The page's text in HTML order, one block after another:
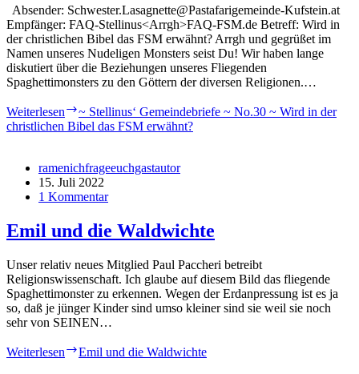
Absender: Schwester.Lasagnette@Pastafarigemeinde-Kufstein.at
Empfänger: FAQ-Stellinus<Arrgh>FAQ-FSM.de Betreff: Wird in
der christlichen Bibel das FSM erwähnt? Arrgh und gegrüßet im
Namen unseres Nudeligen Monsters seist Du! Wir haben lange
diskutiert über die Beziehungen unseres Fliegenden
Spaghettimonsters zu den Göttern der diversen Religionen.…
Weiterlesen
~ Stellinus‘ Gemeindebriefe ~ No.30 ~ Wird in der
christlichen Bibel das FSM erwähnt?
ramenichfrageeuchgastautor
15. Juli 2022
1 Kommentar
Emil und die Waldwichte
Unser relativ neues Mitglied Paul Paccheri betreibt
Religionswissenschaft. Ich glaube auf diesem Bild das fliegende
Spaghettimonster zu erkennen. Wegen der Erdanpressung ist es ja
so, daß je jünger Kinder sind umso kleiner sind sie weil sie noch
sehr von SEINEN…
Weiterlesen Emil und die Waldwichte